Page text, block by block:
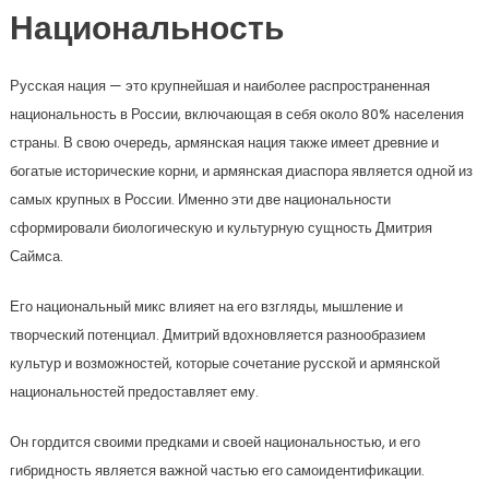
Национальность
Русская нация — это крупнейшая и наиболее распространенная
национальность в России, включающая в себя около 80% населения
страны. В свою очередь, армянская нация также имеет древние и
богатые исторические корни, и армянская диаспора является одной из
самых крупных в России. Именно эти две национальности
сформировали биологическую и культурную сущность Дмитрия
Саймса.
Его национальный микс влияет на его взгляды, мышление и
творческий потенциал. Дмитрий вдохновляется разнообразием
культур и возможностей, которые сочетание русской и армянской
национальностей предоставляет ему.
Он гордится своими предками и своей национальностью, и его
гибридность является важной частью его самоидентификации.